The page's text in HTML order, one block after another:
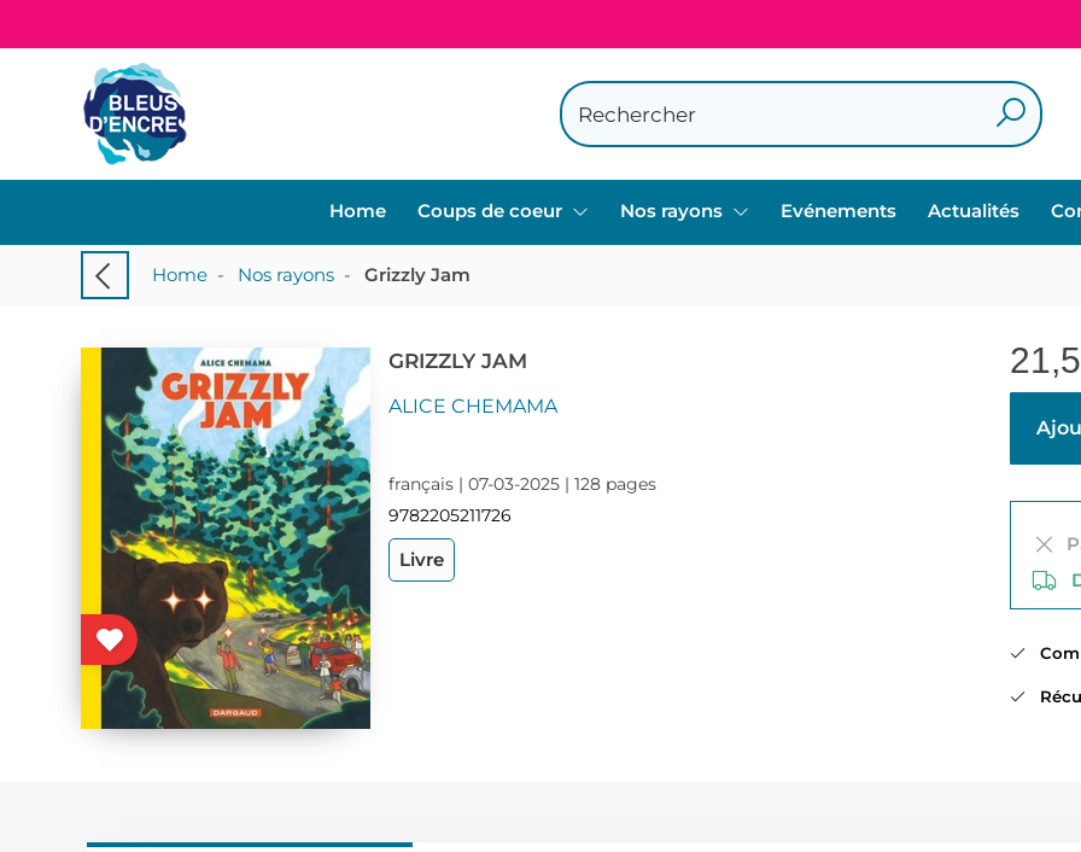
Home Coups de coeur Nos rayons Evénements Actualités
Home - Nos rayons - Grizzly Jam
GRIZZLY JAM
ALICE CHEMAMA
français | 07-03-2025 | 128 pages
9782205211726
Livre